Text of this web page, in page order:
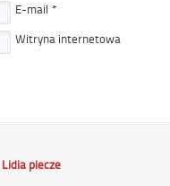
E-mail *
Witryna internetowa
Lidia piecze